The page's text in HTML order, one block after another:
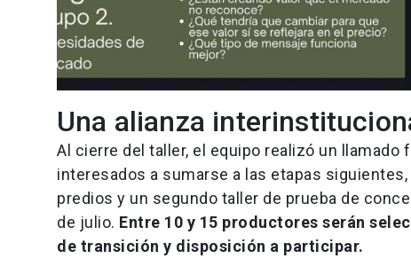
Una alianza
Al cierre del taller, el equipo realizó un
interesados a sumarse a las etapas
predios y un segundo taller de prueba de
de julio. Entre 10 y 15 productores serán
de transición y disposición a participar.